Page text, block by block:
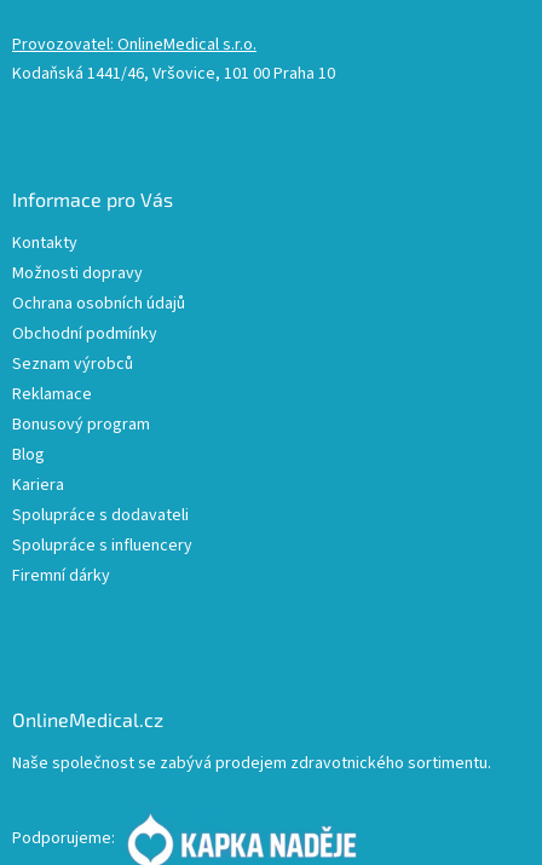
Provozovatel: OnlineMedical s.r.o.
Kodaňská 1441/46, Vršovice, 101 00 Praha 10
Informace pro Vás
Kontakty
Možnosti dopravy
Ochrana osobních údajů
Obchodní podmínky
Seznam výrobců
Reklamace
Bonusový program
Blog
Kariera
Spolupráce s dodavateli
Spolupráce s influencery
Firemní dárky
OnlineMedical.cz
Naše společnost se zabývá prodejem zdravotnického sortimentu.
Podporujeme: